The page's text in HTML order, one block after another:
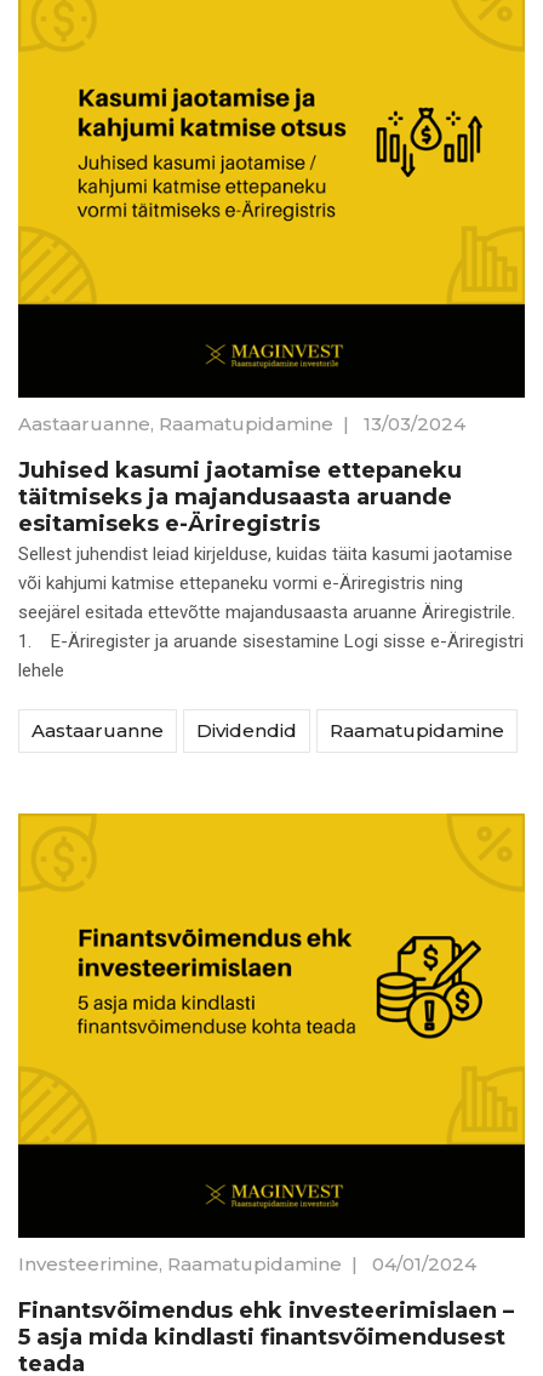
Aastaaruanne, Raamatupidamine | 13/03/2024
Juhised kasumi jaotamise ettepaneku
täitmiseks ja majandusaasta aruande
esitamiseks e-Äriregistris
Sellest juhendist leiad kirjelduse, kuidas täita kasumi jaotamise
või kahjumi katmise ettepaneku vormi e-Äriregistris ning
seejärel esitada ettevõtte majandusaasta aruanne Äriregistrile.
1. E-Äriregister ja aruande sisestamine Logi sisse e-Äriregistri
lehele
Aastaaruanne Dividendid Raamatupidamine
Investeerimine, Raamatupidamine | 04/01/2024
Finantsvõimendus ehk investeerimislaen –
5 asja mida kindlasti finantsvõimendusest
teada